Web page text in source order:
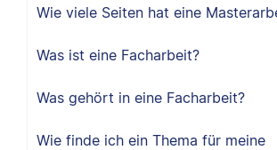
Wie viele Seiten hat eine
Was ist eine Facharbeit?
Was gehört in eine Facharbeit?
Wie finde ich ein Thema für meine